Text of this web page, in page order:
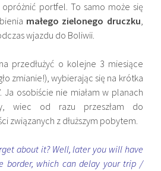
portfel. To samo może się
małego zielonego druczku,
wjazdu do Boliwii.
przedłużyć o kolejne 3 miesiące
zmianie!), wybierając się na krótka
Ja osobiście nie miałam w planach
wiec od razu przeszłam do
związanych z dłuższym pobytem.
about it? Well, later you will have
border, which can delay your trip /